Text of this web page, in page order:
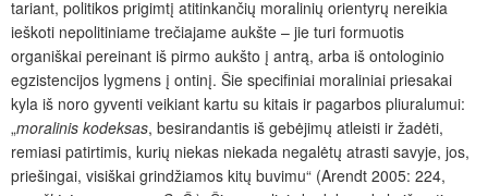
tariant, politikos prigimtį atitinkančių moralinių orientyrų nereikia
ieškoti nepolitiniame trečiajame aukšte – jie turi formuotis
organiškai pereinant iš pirmo aukšto į antrą, arba iš ontologinio
egzistencijos lygmens į ontinį. Šie specifiniai moraliniai priesakai
kyla iš noro gyventi veikiant kartu su kitais ir pagarbos pliuralumui:
„moralinis kodeksas, besirandantis iš gebėjimų atleisti ir žadėti,
remiasi patirtimis, kurių niekas niekada negalėtų atrasti savyje, jos,
priešingai, visiškai grindžiamos kitų buvimu“ (Arendt 2005: 224,